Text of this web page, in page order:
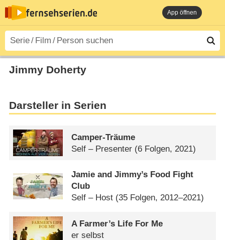
App öffnen
Jimmy Doherty
Darsteller in Serien
Camper-Träume
Self – Presenter (6 Folgen, 2021)
Jamie and Jimmy’s Food Fight
Club
Self – Host (35 Folgen, 2012–2021)
A Farmer’s Life For Me
er selbst